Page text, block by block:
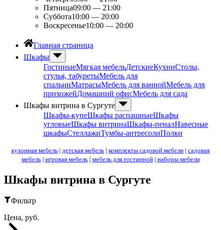
Пятница09:00 — 21:00
Суббота10:00 — 20:00
Воскресенье10:00 — 20:00
Главная страница
Шкафы
ГостиныеМягкая мебельДетскиеКухниСтолы,
стулья, табуретыМебель для
спальниМатрасыМебель для ваннойМебель для
прихожейДомашний офисМебель для сада
Шкафы витрина в Сургуте
Шкафы-купеШкафы распашныеШкафы
угловыеШкафы витринаШкафы-пеналНавесные
шкафыСтеллажиТумбы-антресолиПолки
кухонная мебель | детская мебель | комплекты садовой мебели | садовая
мебель| игровая мебель| мебель для гостинной| наборы мебели
Шкафы витрина в Сургуте
Фильтр
Цена, руб.